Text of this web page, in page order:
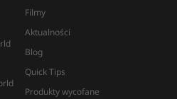
Filmy
Aktualności
Blog
Quick Tips
Produkty wycofane